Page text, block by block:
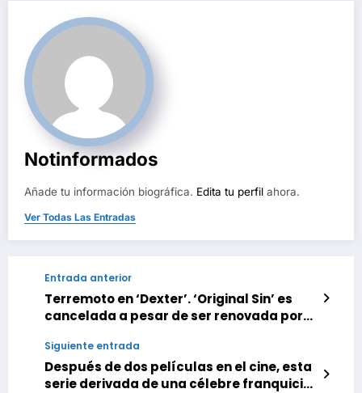
Notinformados
Añade tu información biográfica. Edita tu perfil ahora.
Ver Todas Las Entradas
Entrada anterior
Terremoto en ‘Dexter’. ‘Original Sin’ es
cancelada a pesar de ser renovada por
franquicia está en el limbo
Siguiente entrada
Después de dos películas en el cine, esta
serie derivada de una célebre franquicia